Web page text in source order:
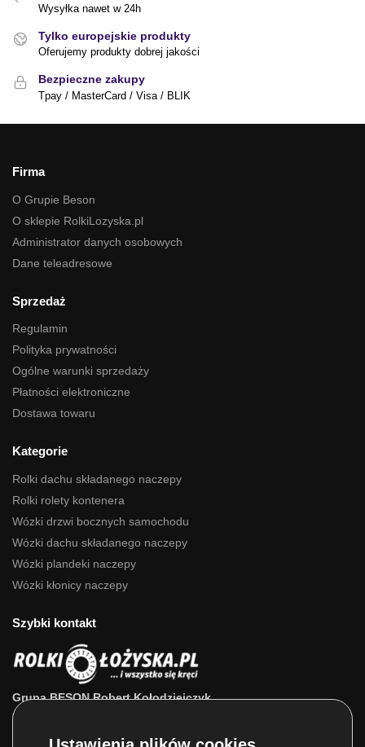
Wysyłka nawet w 24h
Tylko europejskie produkty
Oferujemy produkty dobrej jakości
Bezpieczne zakupy
Tpay / MasterCard / Visa / BLIK
Firma
O Grupie Beson
O sklepie RolkiLozyska.pl
Administrator danych osobowych
Dane teleadresowe
Sprzedaż
Regulamin
Polityka prywatności
Ogólne warunki sprzedaży
Płatności elektroniczne
Dostawa towaru
Kategorie
Rolki dachu składanego naczepy
Rolki rolety kontenera
Wózki drzwi bocznych samochodu
Wózki dachu składanego naczepy
Wózki plandeki naczepy
Wózki kłonicy naczepy
Szybki kontakt
Grupa BESON Robert Kołodziejczyk
ul. Powstańców Wlkp. 63a